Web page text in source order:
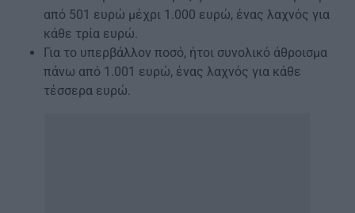
από 501 ευρώ μέχρι 1.000 ευρώ, ένας λαχνός για
κάθε τρία ευρώ.
Για το υπερβάλλον ποσό, ήτοι συνολικό άθροισμα
πάνω από 1.001 ευρώ, ένας λαχνός για κάθε
τέσσερα ευρώ.